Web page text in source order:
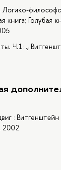
книга; Голубая
Ч.1: .,
:
2002